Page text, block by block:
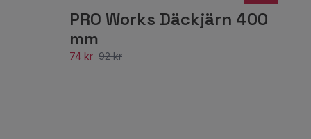
PRO Works Däckjärn 400
mm
74 kr 92 kr